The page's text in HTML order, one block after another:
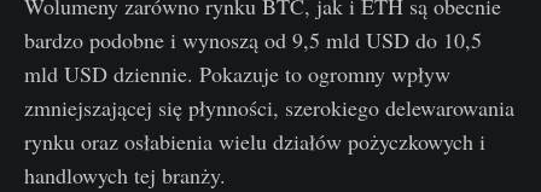
Wolumeny zarówno rynku BTC, jak i ETH są obecnie
bardzo podobne i wynoszą od 9,5 mld USD do 10,5
mld USD dziennie. Pokazuje to ogromny wpływ
zmniejszającej się płynności, szerokiego delewarowania
rynku oraz osłabienia wielu działów pożyczkowych i
handlowych tej branży.